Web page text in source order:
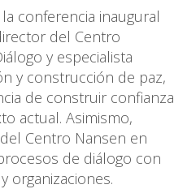
conferencia inaugural
del Centro
y especialista
y construcción de paz,
de construir confianza
actual. Asimismo,
Centro Nansen en
de diálogo con
organizaciones.